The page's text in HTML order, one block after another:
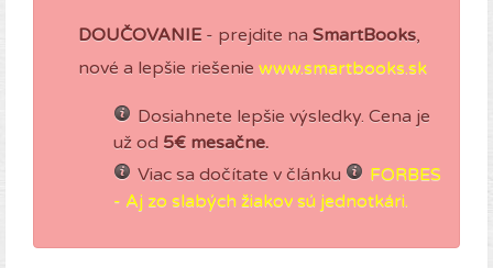
DOUČOVANIE - prejdite na SmartBooks,
nové a lepšie riešenie www.smartbooks.sk
Dosiahnete lepšie výsledky. Cena je
už od 5€ mesačne.
Viac sa dočítate v článku
FORBES
- Aj zo slabých žiakov sú jednotkári.